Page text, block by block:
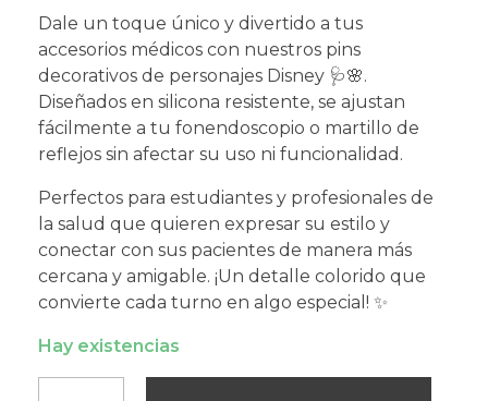
Dale un toque único y divertido a tus
accesorios médicos con nuestros pins
decorativos de personajes Disney 🩺🌸.
Diseñados en silicona resistente, se ajustan
fácilmente a tu fonendoscopio o martillo de
reflejos sin afectar su uso ni funcionalidad.
Perfectos para estudiantes y profesionales de
la salud que quieren expresar su estilo y
conectar con sus pacientes de manera más
cercana y amigable. ¡Un detalle colorido que
convierte cada turno en algo especial! ✨
Hay existencias